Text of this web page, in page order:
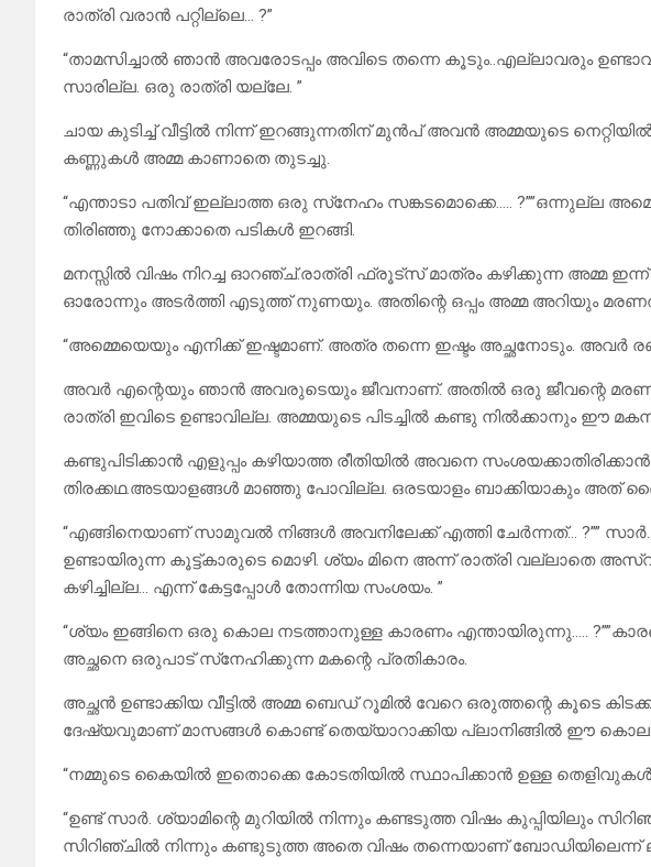
രാത്രി വരാൻ പറ്റില്ലെ… ?”
“താമസിച്ചാൽ ഞാൻ അവരോടപ്പം അവിടെ തന്നെ കൂടും..എല്ലാവരും
സാരില്ല. ഒരു രാത്രി യല്ലേ. ”
ചായ കുടിച്ച് വീട്ടിൽ നിന്ന് ഇറങ്ങുന്നതിന് മുൻപ് അവൻ അമ്മയുടെ
കണ്ണുകൾ അമ്മ കാണാതെ തുടച്ചു.
“എന്താടാ പതിവ് ഇല്ലാത്ത ഒരു സ്‌നേഹം സങ്കടമൊക്കെ….. ?””ഒന്നുല്ല
തിരിഞ്ഞു നോക്കാതെ പടികൾ ഇറങ്ങി.
മനസ്സിൽ വിഷം നിറച്ച ഓറഞ്ച്.രാത്രി ഫ്രൂട്സ് മാത്രം കഴിക്കുന്ന അമ്മ
ഓരോന്നും അടർത്തി എടുത്ത് നുണയും. അതിന്റെ ഒപ്പം അമ്മ അറിയും
“അമ്മെയെയും എനിക്ക് ഇഷ്ടമാണ്. അത്ര തന്നെ ഇഷ്ടം അച്ഛനോടും. അവർ
അവർ എന്റെയും ഞാൻ അവരുടെയും ജീവനാണ്. അതിൽ ഒരു ജീവന്റെ
രാത്രി ഇവിടെ ഉണ്ടാവില്ല. അമ്മയുടെ പിടച്ചിൽ കണ്ടു നിൽക്കാനും ഈ മകന്
കണ്ടുപിടിക്കാൻ എളുപ്പം കഴിയാത്ത രീതിയിൽ അവനെ
തിരക്കഥ.അടയാളങ്ങൾ മാഞ്ഞു പോവില്ല. ഒരടയാളം ബാക്കിയാകും അത്‌
“എങ്ങിനെയാണ് സാമുവൽ നിങ്ങൾ അവനിലേക്ക് എത്തി ചേർന്നത്… ?””
ഉണ്ടായിരുന്ന കൂട്ട്കാരുടെ മൊഴി. ശ്യം മിനെ അന്ന്‌ രാത്രി വല്ലാതെ
കഴിച്ചില്ല… എന്ന്‌ കേട്ടപ്പോൾ തോന്നിയ സംശയം. ”
“ശ്യം ഇങ്ങിനെ ഒരു കൊല നടത്താനുള്ള കാരണം എന്തായിരുന്നു…..
അച്ഛനെ ഒരുപാട് സ്‌നേഹിക്കുന്ന മകന്റെ പ്രതികാരം.
അച്ഛൻ ഉണ്ടാക്കിയ വീട്ടിൽ അമ്മ ബെഡ് റൂമിൽ വേറെ ഒരുത്തന്റെ കൂടെ
ദേഷ്യവുമാണ് മാസങ്ങൾ കൊണ്ട് തെയ്യാറാക്കിയ പ്ലാനിങ്ങിൽ ഈ കൊല.
“നമ്മുടെ കൈയിൽ ഇതൊക്കെ കോടതിയിൽ സ്ഥാപിക്കാൻ ഉള്ള തെളിവുകൾ
“ഉണ്ട് സാർ. ശ്യാമിന്റെ മുറിയിൽ നിന്നും കണ്ടടുത്ത വിഷം കുപ്പിയിലും
സിറിഞ്ചിൽ നിന്നും കണ്ടുടുത്ത അതെ വിഷം തന്നെയാണ് ബോഡിയിലെന്ന്